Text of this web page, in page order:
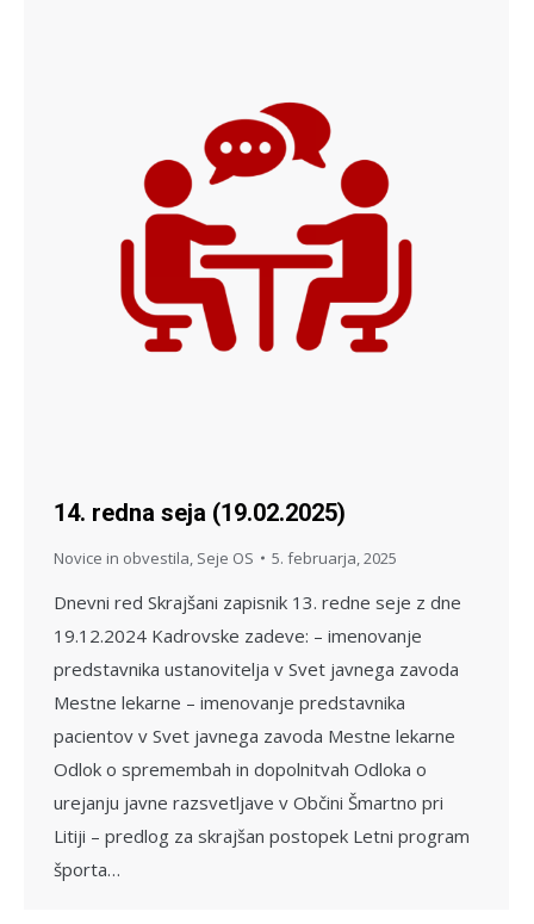
14. redna seja (19.02.2025)
Novice in obvestila Seje OS 5. februarja, 2025
Dnevni red Skrajšani zapisnik 13. redne seje z dne
19.12.2024 Kadrovske zadeve: – imenovanje
predstavnika ustanovitelja v Svet javnega zavoda
Mestne lekarne – imenovanje predstavnika
pacientov v Svet javnega zavoda Mestne lekarne
Odlok o spremembah in dopolnitvah Odloka o
urejanju javne razsvetljave v Občini Šmartno pri
Litiji – predlog za skrajšan postopek Letni program
športa…